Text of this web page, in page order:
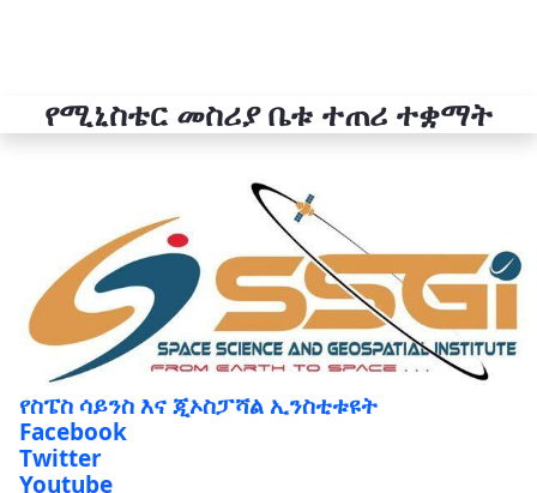
የስፔስ ሳይንስ እና ጂኦስፓሻል ኢንስቲቱዩት
Facebook
Twitter
Youtube